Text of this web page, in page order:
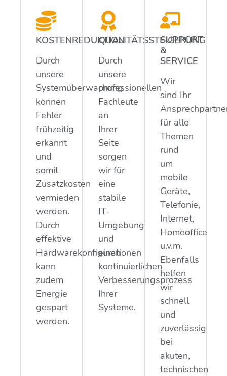
KOSTENREDUKTION
Durch
unsere
Systemüberwachung
können
Fehler
frühzeitig
erkannt
und
somit
Zusatzkosten
vermieden
werden.
Durch
effektive
Hardwarekonfigurationen
kann
zudem
Energie
gespart
werden.
QUALITÄTSSTEIGERUNG
Durch
unsere
professionellen
Fachleute
an
Ihrer
Seite
sorgen
wir für
eine
stabile
IT-
Umgebung
und
einen
kontinuierlichen
Verbesserungsprozess
Ihrer
Systeme.
SUPPORT
&
SERVICE
Wir
sind Ihr
für alle
Themen
rund
um
mobile
Geräte,
Telefonie,
Internet,
Homeoffice
u.v.m.
Ebenfalls
helfen
wir
schnell
und
zuverlässig
bei
akuten,
technischen